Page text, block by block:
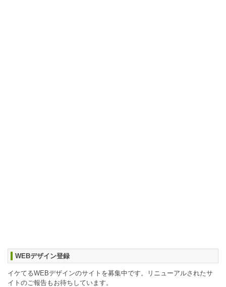
WEBデザイン登録
イケてるWEBデザインのサイトを募集中です。リニューアルされたサ
イトのご報告もお待ちしています。